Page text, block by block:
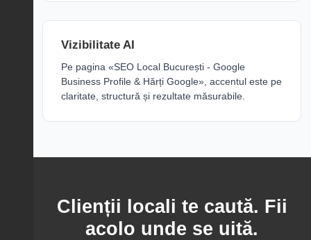
Vizibilitate AI
Pe pagina «SEO Local București - Google
Business Profile & Hărți Google», accentul este pe
claritate, structură și rezultate măsurabile.
Clienții locali te caută. Fii
acolo unde se uită.